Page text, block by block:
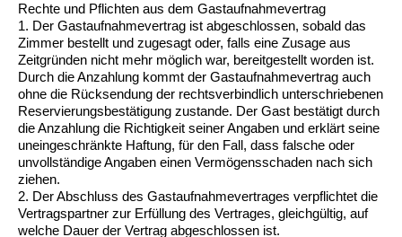
Rechte und Pflichten aus dem Gastaufnahmevertrag
1. Der Gastaufnahmevertrag ist abgeschlossen, sobald das
Zimmer bestellt und zugesagt oder, falls eine Zusage aus
Zeitgründen nicht mehr möglich war, bereitgestellt worden ist.
Durch die Anzahlung kommt der Gastaufnahmevertrag auch
ohne die Rücksendung der rechtsverbindlich unterschriebenen
Reservierungsbestätigung zustande. Der Gast bestätigt durch
die Anzahlung die Richtigkeit seiner Angaben und erklärt seine
uneingeschränkte Haftung, für den Fall, dass falsche oder
unvollständige Angaben einen Vermögensschaden nach sich
ziehen.
2. Der Abschluss des Gastaufnahmevertrages verpflichtet die
Vertragspartner zur Erfüllung des Vertrages, gleichgültig, auf
welche Dauer der Vertrag abgeschlossen ist.